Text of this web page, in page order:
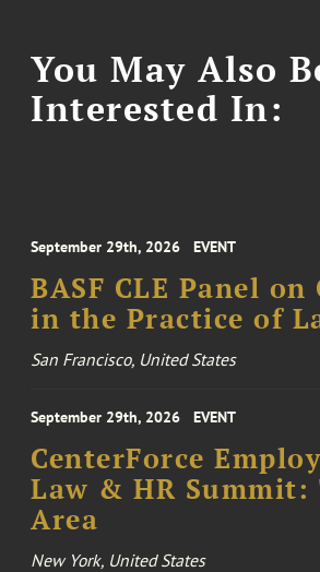
You May Also
Interested In:
September 29th, 2026 EVENT
BASF CLE Panel
in the Practice of
San Francisco, United States
September 29th, 2026 EVENT
CenterForce
Law & HR
Area
New York, United States